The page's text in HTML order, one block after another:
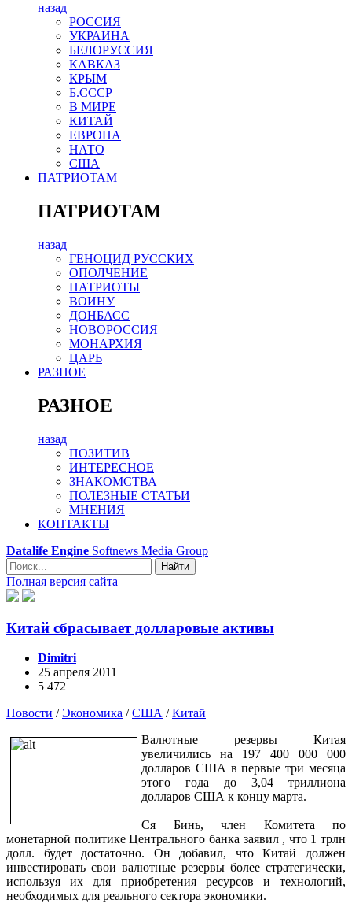
назад
РОСCИЯ
УКРАИНА
БЕЛОРУССИЯ
КАВКАЗ
КРЫМ
Б.СССР
В МИРЕ
КИТАЙ
ЕВРОПА
НАТО
США
ПАТРИОТАМ
ПАТРИОТАМ
назад
ГЕНОЦИД РУССКИХ
ОПОЛЧЕНИЕ
ПАТРИОТЫ
ВОИНУ
ДОНБАСС
НОВОРОССИЯ
МОНАРХИЯ
ЦАРЬ
РАЗНОЕ
РАЗНОЕ
назад
ПОЗИТИВ
ИНТЕРЕСНОЕ
ЗНАКОМСТВА
ПОЛЕЗНЫЕ СТАТЬИ
МНЕНИЯ
КОНТАКТЫ
Datalife Engine Softnews Media Group
Найти
Полная версия сайта
Китай сбрасывает долларовые активы
Dimitri
25 апреля 2011
5 472
Новости /Экономика /США /Китай
Валютные резервы Китая
увеличились на 197 400 000 000
долларов США в первые три месяца
этого года до 3,04 триллиона
долларов США к концу марта.
Ся Бинь, член Комитета по
монетарной политике Центрального банка заявил , что 1 трлн
долл. будет достаточно. Он добавил, что Китай должен
инвестировать свои валютные резервы более стратегически,
используя их для приобретения ресурсов и технологий,
необходимых для реального сектора экономики.